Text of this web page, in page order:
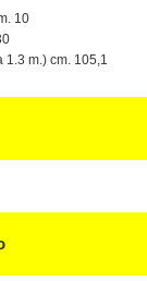
10
1.3 m.) cm. 105,1